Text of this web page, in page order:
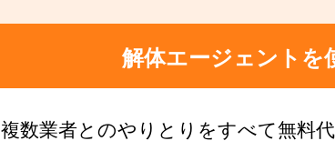
解体エージェントを
複数業者とのやりとりをすべて無料代